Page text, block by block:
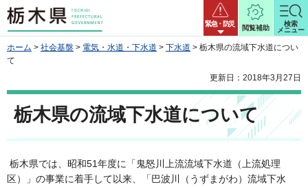
栃木県 緊急・防災
閲覧補助
検索
メニュー
ホーム > 社会基盤 > 電気・水道・下水道 > 下水道 > 栃木県の流域下水道につい
て
更新日：2018年3月27日
栃木県の流域下水道について
栃木県では、昭和51年度に「鬼怒川上流流域下水道（上流処理
区）」の事業に着手して以来、「巴波川（うずまがわ）流域下水